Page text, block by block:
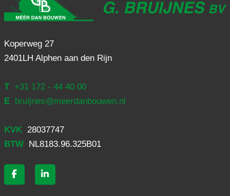
Koperweg 27
2401LH Alphen aan den Rijn
T
+31 172 - 44 40 00
E
bruijnes@meerdanbouwen.nl
KVK
28037747
BTW
NL8183.96.325B01